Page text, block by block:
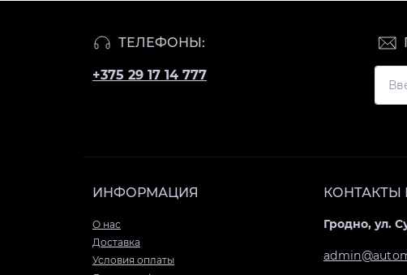
ТЕЛЕФОНЫ:
+375 29 17 14 777
ИНФОРМАЦИЯ
О нас
Доставка
Условия оплаты
КОНТАКТЫ
Гродно, ул.